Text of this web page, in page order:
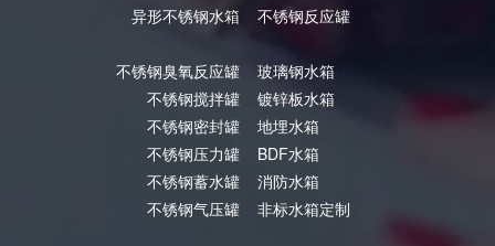
异形不锈钢水箱
不锈钢臭氧反应罐
不锈钢搅拌罐
不锈钢密封罐
不锈钢压力罐
不锈钢蓄水罐
不锈钢气压罐
不锈钢反应罐
玻璃钢水箱
镀锌板水箱
地埋水箱
BDF水箱
消防水箱
非标水箱定制